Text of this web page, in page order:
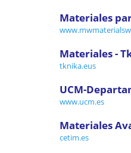
Materiales
Materiales -
tknika.eus
UCM-
www.ucm.es
Materiales
cetim.es